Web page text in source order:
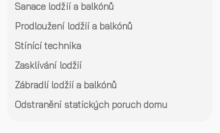
Sanace lodžií a balkónů
Prodloužení lodžií a balkónů
Stínící technika
Zasklívání lodžií
Zábradlí lodžií a balkónů
Odstranění statických poruch domu